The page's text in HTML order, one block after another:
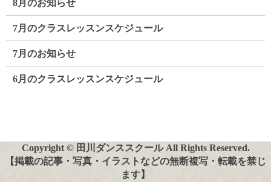
8月のお知らせ
7月のクラスレッスンスケジュール
7月のお知らせ
6月のクラスレッスンスケジュール
Copyright © 田川ダンススクール All Rights Reserved.
【掲載の記事・写真・イラストなどの無断複写・転載を禁じ
ます】